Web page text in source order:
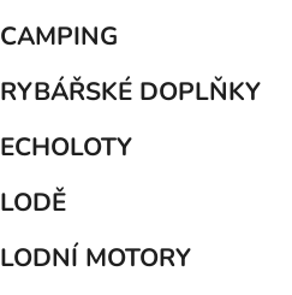
CAMPING
RYBÁŘSKÉ DOPLŇKY
ECHOLOTY
LODĚ
LODNÍ MOTORY